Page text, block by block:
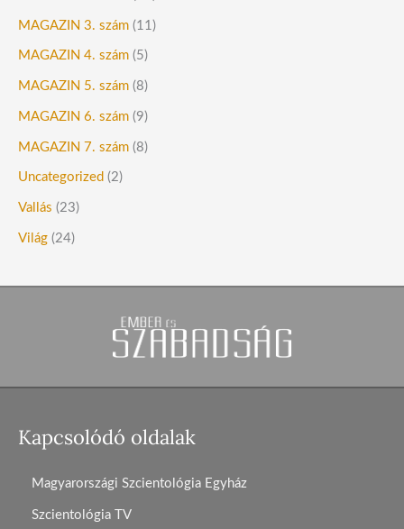
MAGAZIN 3. szám (11)
MAGAZIN 4. szám (5)
MAGAZIN 5. szám (8)
MAGAZIN 6. szám (9)
MAGAZIN 7. szám (8)
Uncategorized (2)
Vallás (23)
Világ (24)
Kapcsolódó oldalak
Magyarországi Szcientológia Egyház
Szcientológia TV